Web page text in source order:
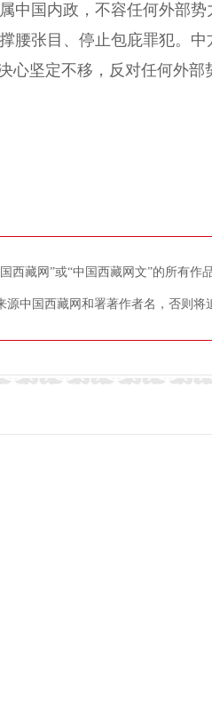
国内政，不容任何外部势
腰张目、停止包庇罪犯。
心坚定不移，反对任何外
西藏网”或“中国西藏网文”的所有
中国西藏网和署著作者名，否则将